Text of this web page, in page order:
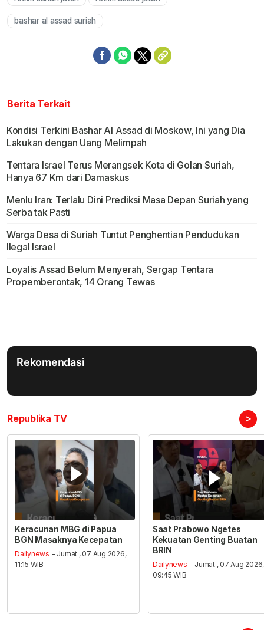
bashar al assad suriah
Berita Terkait
Kondisi Terkini Bashar Al Assad di Moskow, Ini yang Dia
Lakukan dengan Uang Melimpah
Tentara Israel Terus Merangsek Kota di Golan Suriah,
Hanya 67 Km dari Damaskus
Menlu Iran: Terlalu Dini Prediksi Masa Depan Suriah yang
Serba tak Pasti
Warga Desa di Suriah Tuntut Penghentian Pendudukan
Ilegal Israel
Loyalis Assad Belum Menyerah, Sergap Tentara
Propemberontak, 14 Orang Tewas
Rekomendasi
Republika TV >
Keracunan MBG di Papua
BGN Masaknya Kecepatan
Dailynews - Jumat , 07 Aug 2026,
11:15 WIB
Saat Prabowo Ngetes
Kekuatan Genting Buatan
BRIN
Dailynews - Jumat , 07 Aug 2026,
09:45 WIB